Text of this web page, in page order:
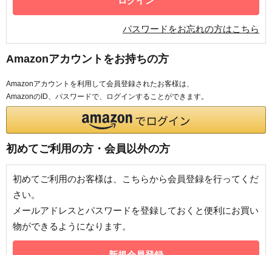
パスワードをお忘れの方はこちら
Amazonアカウントをお持ちの方
Amazonアカウントを利用して会員登録されたお客様は、
AmazonのID、パスワードで、ログインすることができます。
初めてご利用の方・会員以外の方
初めてご利用のお客様は、こちらから会員登録を行ってくだ
さい。
メールアドレスとパスワードを登録しておくと便利にお買い
物ができるようになります。